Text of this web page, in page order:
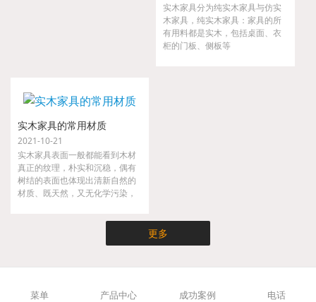
实木家具分为纯实木家具与仿实
木家具，纯实木家具：家具的所
有用料都是实木，包括桌面、衣
柜的门板、侧板等
实木家具的常用材质
2021-10-21
实木家具表面一般都能看到木材
真正的纹理，朴实和沉稳，偶有
树结的表面也体现出清新自然的
材质、既天然，又无化学污染，
现代都市人崇尚大自然的家具。
更多
菜单 产品中心 成功案例 电话